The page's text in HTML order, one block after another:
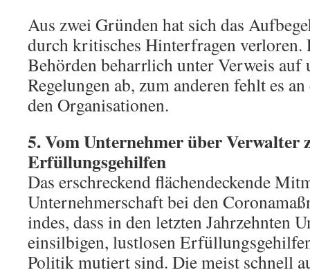
Aus zwei Gründen hat sich das
durch kritisches Hinterfragen verloren.
Behörden beharrlich unter Verweis auf
Regelungen ab, zum anderen fehlt es
den Organisationen.
5. Vom Unternehmer über Verwalter
Erfüllungsgehilfen
Das erschreckend flächendeckende
Unternehmerschaft bei den
indes, dass in den letzten Jahrzehnten
einsilbigen, lustlosen
Politik mutiert sind. Die meist schnell